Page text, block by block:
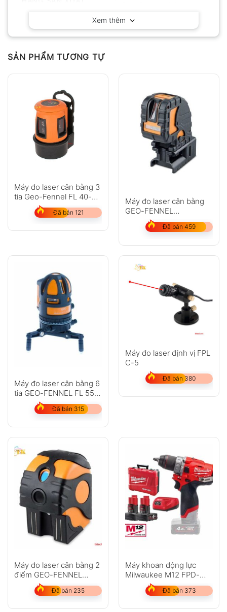
Xem thêm
SẢN PHẨM TƯƠNG TỰ
Máy đo laser cân bằng 3
tia Geo-Fennel FL 40-3
Liner HP
Đã bán 121
Máy đo laser cân bằng
GEO-FENNEL
DuoCrossPointer3 HP
Đã bán 459
Máy đo laser cân bằng 6
tia GEO-FENNEL FL 55
Đã bán 315
Máy đo laser định vị FPL
C-5
Đã bán 380
Máy đo laser cân bằng 2
điểm GEO-FENNEL
Duo-Pointer
Đã bán 235
Máy khoan động lực
Milwaukee M12 FPD-
Đã bán 373